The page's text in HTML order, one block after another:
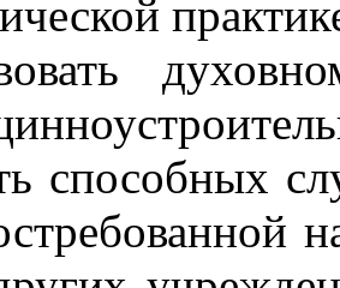
способных